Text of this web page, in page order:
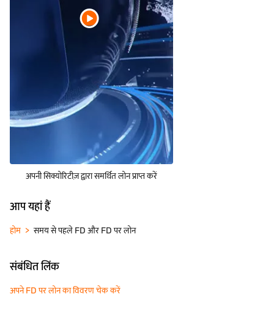
अपनी सिक्योरिटीज़ द्वारा समर्थित लोन प्राप्त करें
आप यहां हैं
होम समय से पहले FD और FD पर लोन
संबंधित लिंक
अपने FD पर लोन का विवरण चेक करें